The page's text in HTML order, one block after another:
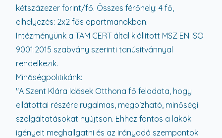
kétszázezer forint/fő. Összes férőhely: 4 fő,
elhelyezés: 2x2 fős apartmanokban.
Intézményünk a TAM CERT által kiállított MSZ EN ISO
9001:2015 szabvány szerinti tanúsítvánnyal
rendelkezik.
Minőségpolitikánk:
"A Szent Klára Idősek Otthona fő feladata, hogy
ellátottai részére rugalmas, megbízható, minőségi
szolgáltatásokat nyújtson. Ehhez fontos a lakók
igényeit meghallgatni és az irányadó szempontok